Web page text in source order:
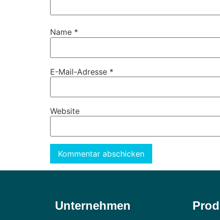
Name *
E-Mail-Adresse *
Website
Unternehmen